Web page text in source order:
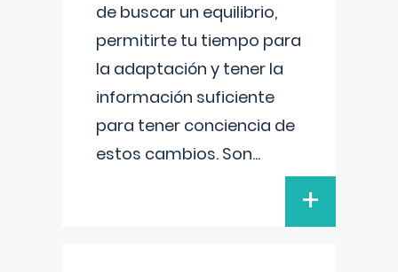
de buscar un equilibrio,
permitirte tu tiempo para
la adaptación y tener la
información suficiente
para tener conciencia de
estos cambios. Son...
+